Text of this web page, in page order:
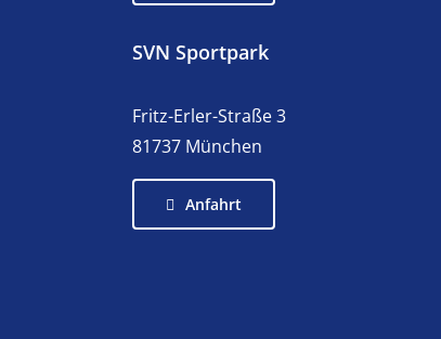
SVN Sportpark
Fritz-Erler-Straße 3
81737 München
Anfahrt